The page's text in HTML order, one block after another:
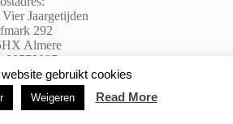
Jaargetijden
292
Almere
thema doorCreative
gebruikt cookies
Weigeren Read More